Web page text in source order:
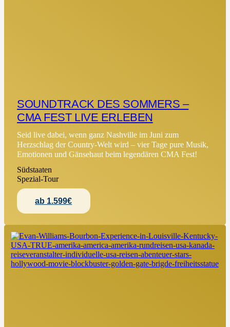
SOUNDTRACK DES SOMMERS –
CMA FEST LIVE ERLEBEN
Seid live dabei, wenn ganz Nashville im Juni zum
Herzschlag der Country-Welt wird – vier Tage pure Musik,
Emotionen und Gänsehaut beim legendären CMA Fest!
Südstaaten
Spezial-Tour
ab 1.599€